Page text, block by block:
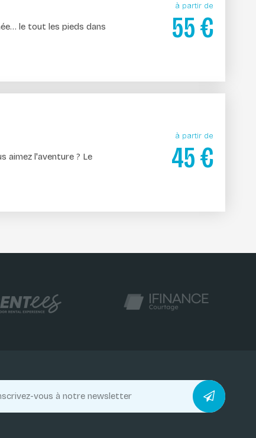
à partir de
55€
le tout les pieds dans
à partir de
45€
aimez l'aventure ? Le